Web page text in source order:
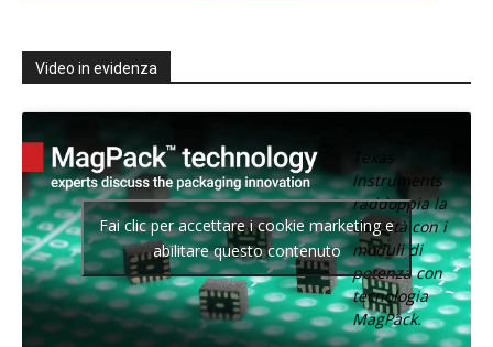
Video in evidenza
Texas
Instruments
raddoppia la
densità con i
moduli di
potenza con
tecnologia
MagPack.
Fai clic per accettare i cookie marketing e
abilitare questo contenuto